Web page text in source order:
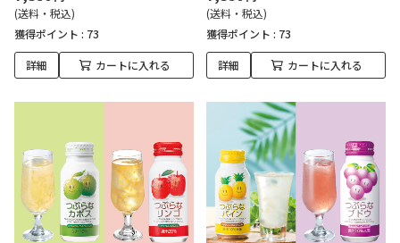
(送料・税込)
獲得ポイント : 73
詳細 カートに入れる
(送料・税込)
獲得ポイント : 73
詳細 カートに入れる